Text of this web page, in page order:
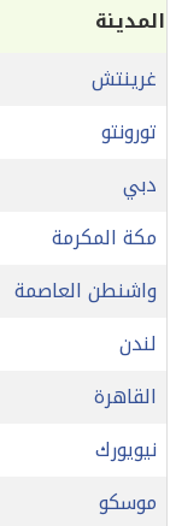
المدينة
غرينتش
تورونتو
دبي
مكة المكرمة
واشنطن العاصمة
لندن
القاهرة
نيويورك
موسكو